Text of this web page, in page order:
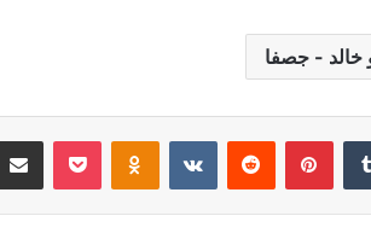
خالد - جصفا
‏Tumblr بينتيريست
‏Reddit
‏VKontakte
Odnoklassniki
‫Pocket